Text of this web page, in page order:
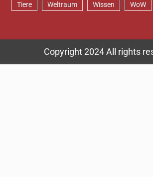
Tiere Weltraum Wissen WoW
Copyright 2024 All rights